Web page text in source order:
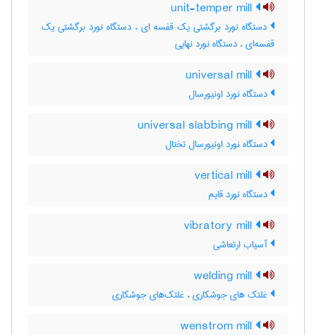
دستگاه نورد برگشتی یک قفسه ای ، دستگاه نورد برگشتی یک
قفسه‌ای ، دستگاه نورد نهایی
دستگاه نورد اونیورسال
دستگاه نورد اونیورسال تختال
دستگاه نورد قایم
آسیاب ارتعاشی
غلتک های جوشکاری ، غلتک‌های جوشکاری